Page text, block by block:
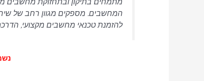
המחשבים. מספקים מגוון רחב של
להזמנת טכנאי מחשבים מקצועי,